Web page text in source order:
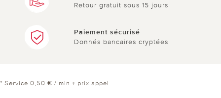
Retour gratuit sous 15 jours
Paiement sécurisé
Donnés bancaires cryptées
* Service 0,50 € / min + prix appel